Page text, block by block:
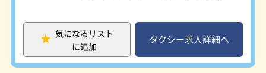
もUP！自身の努力次第で月収35万円
以上も実現可能です！非常に安定した
労働環境と言えるでしょう。 ◆頑張
り・意欲はしっかり評価 今までの業
気になるリスト
に追加
タクシー求人詳細へ